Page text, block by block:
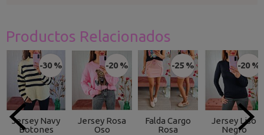
Productos Relacionados
-30 %
Jersey Navy
Botones
-20 %
Jersey Rosa
Oso
-25 %
Falda Cargo
Rosa
-20 %
Jersey Liso
Negro